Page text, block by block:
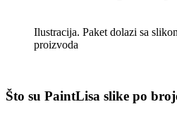
Ilustracija. Paket dolazi sa
proizvoda
Što su PaintLisa slike po